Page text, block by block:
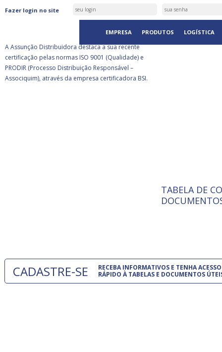
Fazer login no site
EMPRESA PRODUTOS LOGÍSTICA
ASSUNÇÃO DISTRIBUIDORA É
CERTIFICADA PELA BSI
A Assunção Distribuidora destaca a sua recente
certificação pelas normas ISO 9001 (Qualidade) e
PRODIR (Processo Distribuição Responsável –
Associquim), através da empresa certificadora BSI.
ISO 9001:
A
TABELA DE
CADASTRE-SE
RECEBA INFORMATIVOS E TENHA ACESSO
RÁPIDO À TABELAS E DOCUMENTOS